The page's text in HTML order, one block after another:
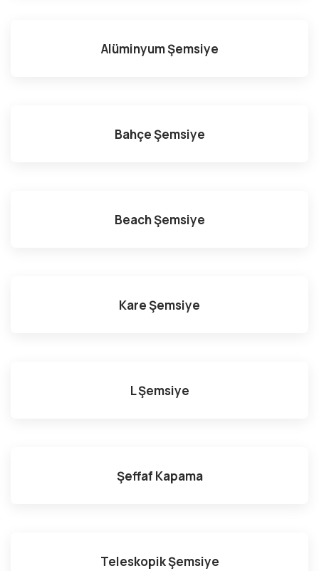
Alüminyum Şemsiye
Bahçe Şemsiye
Beach Şemsiye
Kare Şemsiye
L Şemsiye
Şeffaf Kapama
Teleskopik Şemsiye